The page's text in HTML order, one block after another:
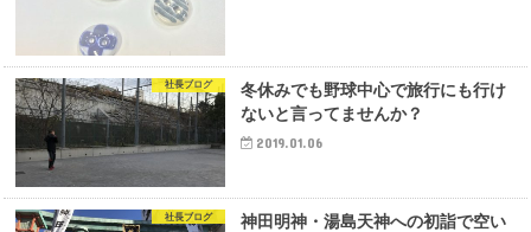
社長ブログ
冬休みでも野球中心で旅行にも行け
ないと言ってませんか？
2019.01.06
社長ブログ
神田明神・湯島天神への初詣で空い